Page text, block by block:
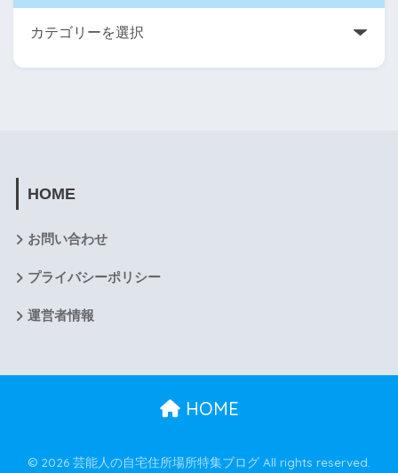
HOME
お問い合わせ
プライバシーポリシー
運営者情報
HOME
© 2026 芸能人の自宅住所場所特集ブログ All rights reserved.